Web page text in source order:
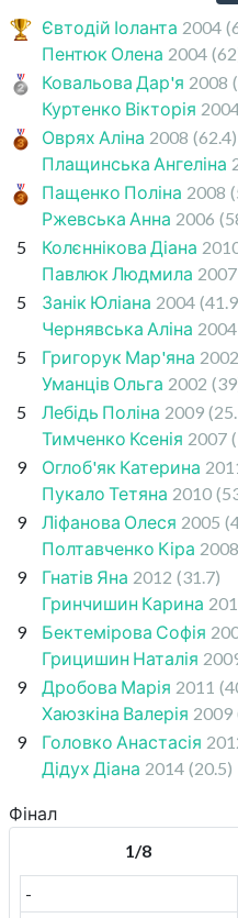
Євтодій Іоланта 2004
Пентюк Олена 2004
Ковальова Дар'я 2008
Куртенко Вікторія
Оврях Аліна 2008 (62.4)
Плащинська Ангеліна
Пащенко Поліна 2008
Ржевська Анна 2006
5
Колєннікова Діана
Павлюк Людмила 2007
5
Занік Юліана 2004
Чернявська Аліна 2004
5
Григорук Мар'яна 2002
Уманців Ольга 2002
5
Лебідь Поліна 2009
Тимченко Ксенія 2007
9
Оглоб'як Катерина
Пукало Тетяна 2010
9
Ліфанова Олеся 2005
Полтавченко Кіра 2008
9
Гнатів Яна 2012 (31.7)
Гринчишин Карина
9
Бектемірова Софія
Грицишин Наталія
9
Дробова Марія 2011
Хаюзкіна Валерія 2009
9
Головко Анастасія
Дідух Діана 2014 (20.5)
Фінал
1/8
-